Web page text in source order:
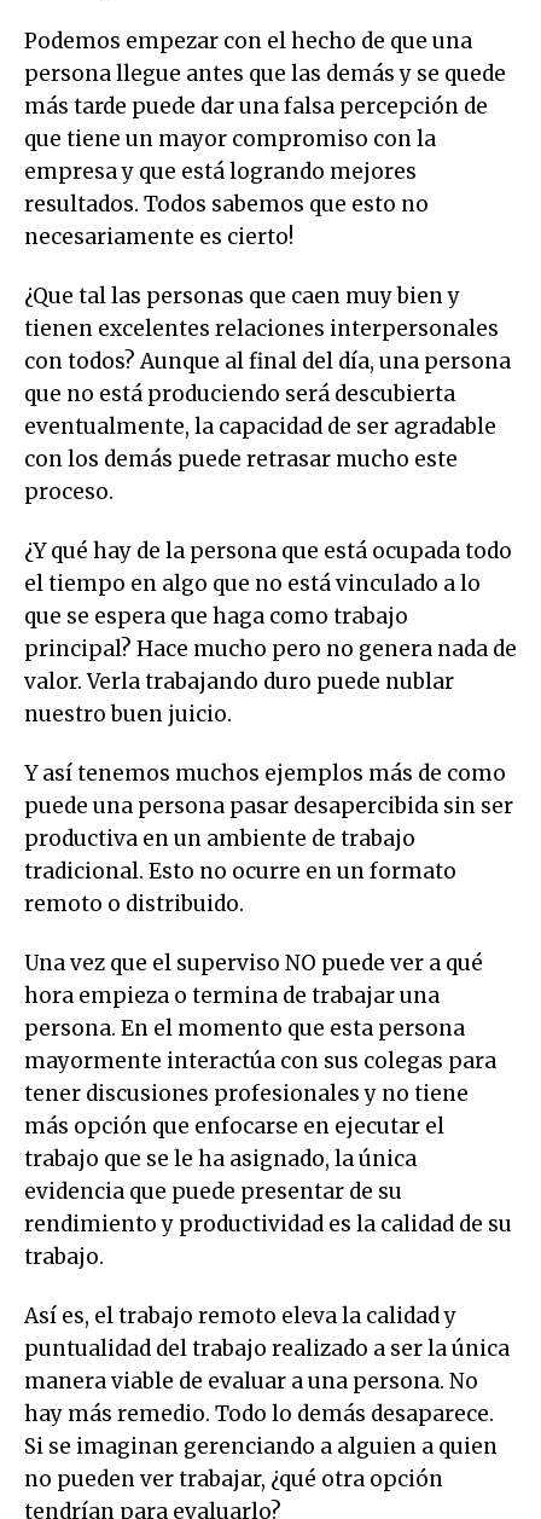
Podemos empezar con el hecho de que una
persona llegue antes que las demás y se quede
más tarde puede dar una falsa percepción de
que tiene un mayor compromiso con la
empresa y que está logrando mejores
resultados. Todos sabemos que esto no
necesariamente es cierto!
¿Que tal las personas que caen muy bien y
tienen excelentes relaciones interpersonales
con todos? Aunque al final del día, una persona
que no está produciendo será descubierta
eventualmente, la capacidad de ser agradable
con los demás puede retrasar mucho este
proceso.
¿Y qué hay de la persona que está ocupada todo
el tiempo en algo que no está vinculado a lo
que se espera que haga como trabajo
principal? Hace mucho pero no genera nada de
valor. Verla trabajando duro puede nublar
nuestro buen juicio.
Y así tenemos muchos ejemplos más de como
puede una persona pasar desapercibida sin ser
productiva en un ambiente de trabajo
tradicional. Esto no ocurre en un formato
remoto o distribuido.
Una vez que el superviso NO puede ver a qué
hora empieza o termina de trabajar una
persona. En el momento que esta persona
mayormente interactúa con sus colegas para
tener discusiones profesionales y no tiene
más opción que enfocarse en ejecutar el
trabajo que se le ha asignado, la única
evidencia que puede presentar de su
rendimiento y productividad es la calidad de su
trabajo.
Así es, el trabajo remoto eleva la calidad y
puntualidad del trabajo realizado a ser la única
manera viable de evaluar a una persona. No
hay más remedio. Todo lo demás desaparece.
Si se imaginan gerenciando a alguien a quien
no pueden ver trabajar, ¿qué otra opción
tendrían para evaluarlo?